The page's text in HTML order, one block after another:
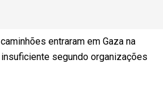
entraram em Gaza na
segundo organizações